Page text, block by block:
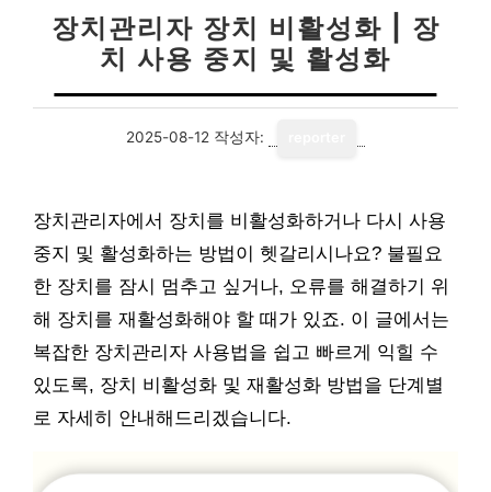
장치관리자 장치 비활성화 | 장
치 사용 중지 및 활성화
2025-08-12 작성자:
장치관리자에서 장치를 비활성화하거나 다시 사용
중지 및 활성화하는 방법이 헷갈리시나요? 불필요
한 장치를 잠시 멈추고 싶거나, 오류를 해결하기 위
해 장치를 재활성화해야 할 때가 있죠. 이 글에서는
복잡한 장치관리자 사용법을 쉽고 빠르게 익힐 수
있도록, 장치 비활성화 및 재활성화 방법을 단계별
로 자세히 안내해드리겠습니다.